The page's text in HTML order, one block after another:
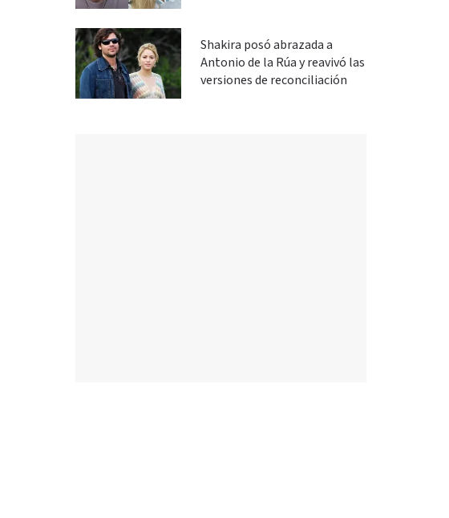
Shakira posó abrazada a
Antonio de la Rúa y reavivó las
versiones de reconciliación